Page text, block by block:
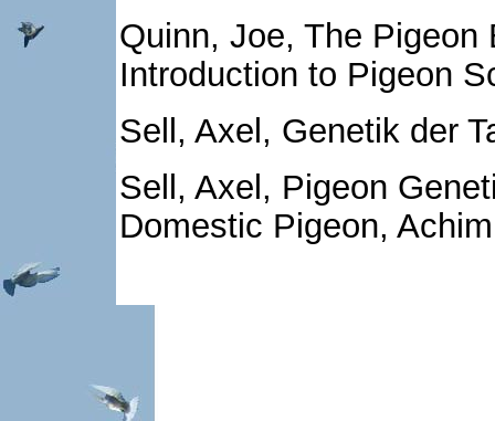
Quinn, Joe, The Pigeon
Introduction to Pigeon
Sell, Axel, Genetik der
Sell, Axel, Pigeon
Domestic Pigeon,